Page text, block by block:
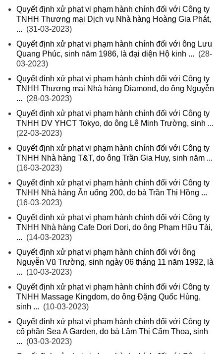
Quyết định xử phạt vi phạm hành chính đối với Công ty
TNHH Thương mại Dịch vụ Nhà hàng Hoàng Gia Phát,
... (31-03-2023)
Quyết định xử phạt vi phạm hành chính đối với ông Lưu
Quang Phúc, sinh năm 1986, là đại diện Hộ kinh ... (28-
03-2023)
Quyết định xử phạt vi phạm hành chính đối với Công ty
TNHH Thương mại Nhà hàng Diamond, do ông Nguyễn
... (28-03-2023)
Quyết định xử phạt vi phạm hành chính đối với Công ty
TNHH DV YHCT Tokyo, do ông Lê Minh Trường, sinh ...
(22-03-2023)
Quyết định xử phạt vi phạm hành chính đối với Công ty
TNHH Nhà hàng T&T, do ông Trần Gia Huy, sinh năm ...
(16-03-2023)
Quyết định xử phạt vi phạm hành chính đối với Công ty
TNHH Nhà hàng Ăn uống 200, do bà Trần Thị Hồng ...
(16-03-2023)
Quyết định xử phạt vi phạm hành chính đối với Công ty
TNHH Nhà hàng Cafe Dori Dori, do ông Phạm Hữu Tài,
... (14-03-2023)
Quyết định xử phạt vi phạm hành chính đối với ông
Nguyễn Vũ Trường, sinh ngày 06 tháng 11 năm 1992, là
... (10-03-2023)
Quyết định xử phạt vi phạm hành chính đối với Công ty
TNHH Massage Kingdom, do ông Đặng Quốc Hùng,
sinh ... (10-03-2023)
Quyết định xử phạt vi phạm hành chính đối với Công ty
cổ phần Sea A Garden, do bà Lâm Thị Cẩm Thoa, sinh
... (03-03-2023)